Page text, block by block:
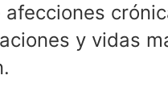
y vidas